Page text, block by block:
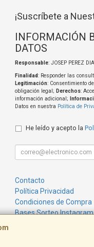
¡Suscríbete a
INFORMACIÓN
DATOS
Responsable: JOSEP PEREZ
Finalidad: Responder las
Legitimación: Consentimiento
obligación legal; Derechos:
información adicional;
Datos en nuestra Política de
He leído y acepto la
Contacto
Política Privacidad
Condiciones de Compra
Bases Sorteo Instagram